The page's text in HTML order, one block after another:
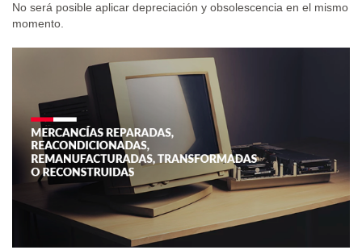
No será posible aplicar depreciación y obsolescencia en el mismo
momento.